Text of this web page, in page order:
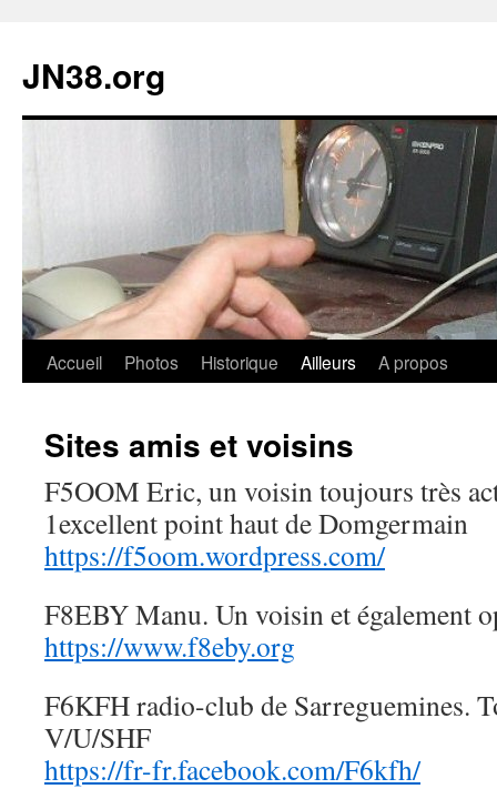
JN38.org
Aller
contenu
Accueil Photos Historique Ailleurs A propos
Sites amis et voisins
F5OOM Eric, un voisin toujours très
1excellent point haut de Domgermain
https://f5oom.wordpress.com/
F8EBY Manu. Un voisin et également
https://www.f8eby.org
F6KFH radio-club de Sarreguemines.
V/U/SHF
https://fr-fr.facebook.com/F6kfh/